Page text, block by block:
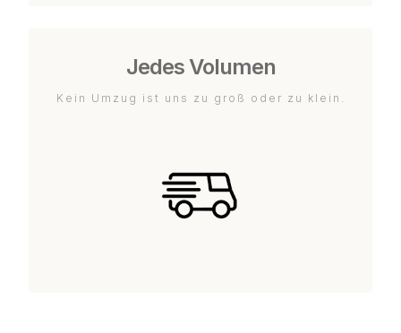
Jedes Volumen
Kein Umzug ist uns zu groß oder zu klein.